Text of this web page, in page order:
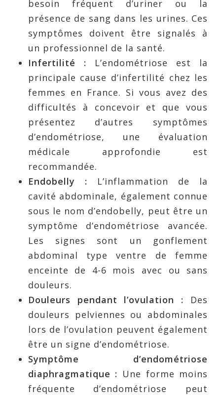
besoin fréquent d’uriner ou la
présence de sang dans les urines. Ces
symptômes doivent être signalés à
un professionnel de la santé.
Infertilité : L’endométriose est la
principale cause d’infertilité chez les
femmes en France. Si vous avez des
difficultés à concevoir et que vous
présentez d’autres symptômes
d’endométriose, une évaluation
médicale approfondie est
recommandée.
Endobelly : L’inflammation de la
cavité abdominale, également connue
sous le nom d’endobelly, peut être un
symptôme d’endométriose avancée.
Les signes sont un gonflement
abdominal type ventre de femme
enceinte de 4-6 mois avec ou sans
douleurs.
Douleurs pendant l’ovulation : Des
douleurs pelviennes ou abdominales
lors de l’ovulation peuvent également
être un signe d’endométriose.
Symptôme d’endométriose
diaphragmatique : Une forme moins
fréquente d’endométriose peut